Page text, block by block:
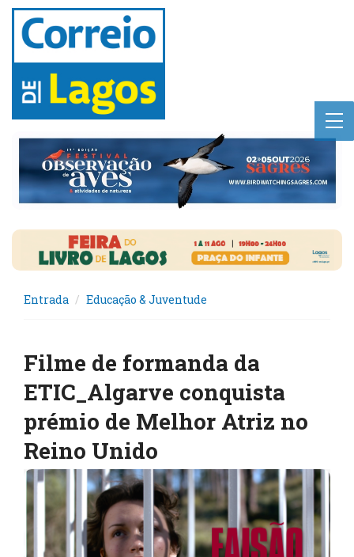
Entrada Educação & Juventude
Filme de formanda da
ETIC_Algarve conquista
prémio de Melhor Atriz no
Reino Unido